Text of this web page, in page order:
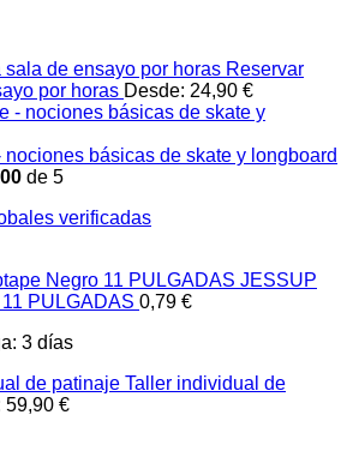
Reservar
por horas Desde: 24,90 €
nociones básicas de skate y longboard
de 5
verificadas
JESSUP
PULGADAS 0,79 €
3 días
Taller individual de
59,90 €